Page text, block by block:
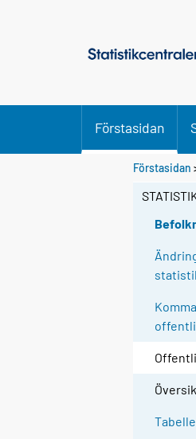
Förstasidan
Förstasidan